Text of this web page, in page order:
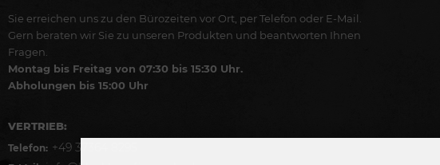
Sie erreichen uns zu den Bürozeiten vor Ort, per Telefon oder E-Mail.
Gern beraten wir Sie zu unseren Produkten und beantworten Ihnen
Fragen.
Montag bis Freitag von 07:30 bis 15:30 Uhr.
Abholungen bis 15:00 Uhr
VERTRIEB:
Telefon: +49 37364 8295